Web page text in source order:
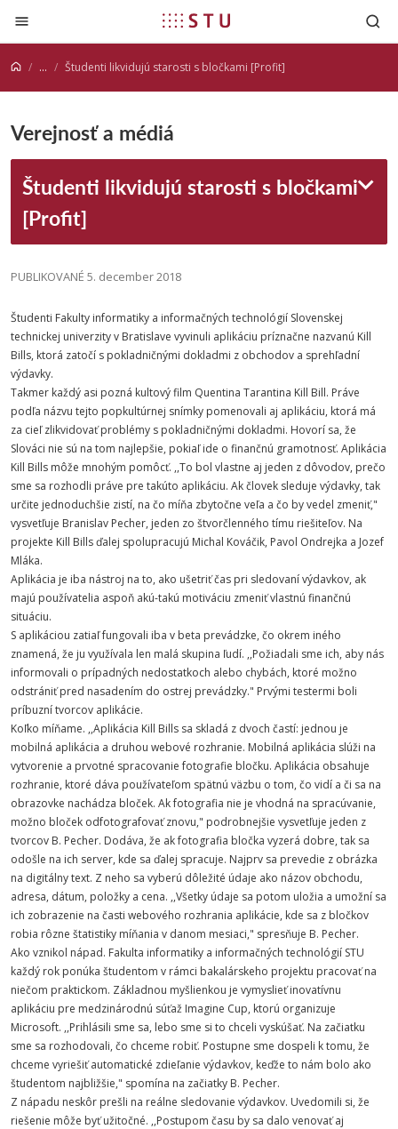
Prejsť na obsah
... Študenti likvidujú starosti s bločkami [Profit]
Verejnosť a médiá
Študenti likvidujú starosti s bločkami
[Profit]
PUBLIKOVANÉ 5. december 2018
Študenti Fakulty informatiky a informačných technológií Slovenskej
technickej univerzity v Bratislave vyvinuli aplikáciu príznačne nazvanú Kill
Bills, ktorá zatočí s pokladničnými dokladmi z obchodov a sprehľadní
výdavky.
Takmer každý asi pozná kultový film Quentina Tarantina Kill Bill. Práve
podľa názvu tejto popkultúrnej snímky pomenovali aj aplikáciu, ktorá má
za cieľ zlikvidovať problémy s pokladničnými dokladmi. Hovorí sa, že
Slováci nie sú na tom najlepšie, pokiaľ ide o finančnú gramotnosť. Aplikácia
Kill Bills môže mnohým pomôcť. ,,To bol vlastne aj jeden z dôvodov, prečo
sme sa rozhodli práve pre takúto aplikáciu. Ak človek sleduje výdavky, tak
určite jednoduchšie zistí, na čo míňa zbytočne veľa a čo by vedel zmeniť,"
vysvetľuje Branislav Pecher, jeden zo štvorčlenného tímu riešiteľov. Na
projekte Kill Bills ďalej spolupracujú Michal Kováčik, Pavol Ondrejka a Jozef
Mláka.
Aplikácia je iba nástroj na to, ako ušetriť čas pri sledovaní výdavkov, ak
majú používatelia aspoň akú-takú motiváciu zmeniť vlastnú finančnú
situáciu.
S aplikáciou zatiaľ fungovali iba v beta prevádzke, čo okrem iného
znamená, že ju využívala len malá skupina ľudí. ,,Požiadali sme ich, aby nás
informovali o prípadných nedostatkoch alebo chybách, ktoré možno
odstrániť pred nasadením do ostrej prevádzky." Prvými testermi boli
príbuzní tvorcov aplikácie.
Koľko míňame. ,,Aplikácia Kill Bills sa skladá z dvoch častí: jednou je
mobilná aplikácia a druhou webové rozhranie. Mobilná aplikácia slúži na
vytvorenie a prvotné spracovanie fotografie bločku. Aplikácia obsahuje
rozhranie, ktoré dáva používateľom spätnú väzbu o tom, čo vidí a či sa na
obrazovke nachádza bloček. Ak fotografia nie je vhodná na spracúvanie,
možno bloček odfotografovať znovu," podrobnejšie vysvetľuje jeden z
tvorcov B. Pecher. Dodáva, že ak fotografia bločka vyzerá dobre, tak sa
odošle na ich server, kde sa ďalej spracuje. Najprv sa prevedie z obrázka
na digitálny text. Z neho sa vyberú dôležité údaje ako názov obchodu,
adresa, dátum, položky a cena. ,,Všetky údaje sa potom uložia a umožní sa
ich zobrazenie na časti webového rozhrania aplikácie, kde sa z bločkov
robia rôzne štatistiky míňania v danom mesiaci," spresňuje B. Pecher.
Ako vznikol nápad. Fakulta informatiky a informačných technológií STU
každý rok ponúka študentom v rámci bakalárskeho projektu pracovať na
niečom praktickom. Základnou myšlienkou je vymyslieť inovatívnu
aplikáciu pre medzinárodnú súťaž Imagine Cup, ktorú organizuje
Microsoft. ,,Prihlásili sme sa, lebo sme si to chceli vyskúšať. Na začiatku
sme sa rozhodovali, čo chceme robiť. Postupne sme dospeli k tomu, že
chceme vyriešiť automatické zdieľanie výdavkov, keďže to nám bolo ako
študentom najbližšie," spomína na začiatky B. Pecher.
Z nápadu neskôr prešli na reálne sledovanie výdavkov. Uvedomili si, že
riešenie môže byť užitočné. ,,Postupom času by sa dalo venovať aj